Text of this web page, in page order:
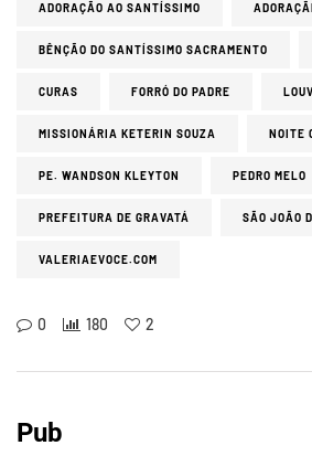
ADORAÇÃO AO SANTÍSSIMO
BÊNÇÃO DO SANTÍSSIMO SACRAMENTO
CURAS FORRÓ DO PADRE
MISSIONÁRIA KETERIN SOUZA NOITE
PE. WANDSON KLEYTON PEDRO MELO
PREFEITURA DE GRAVATÁ SÃO JOÃO
VALERIAEVOCE.COM
0 180 2
Pub